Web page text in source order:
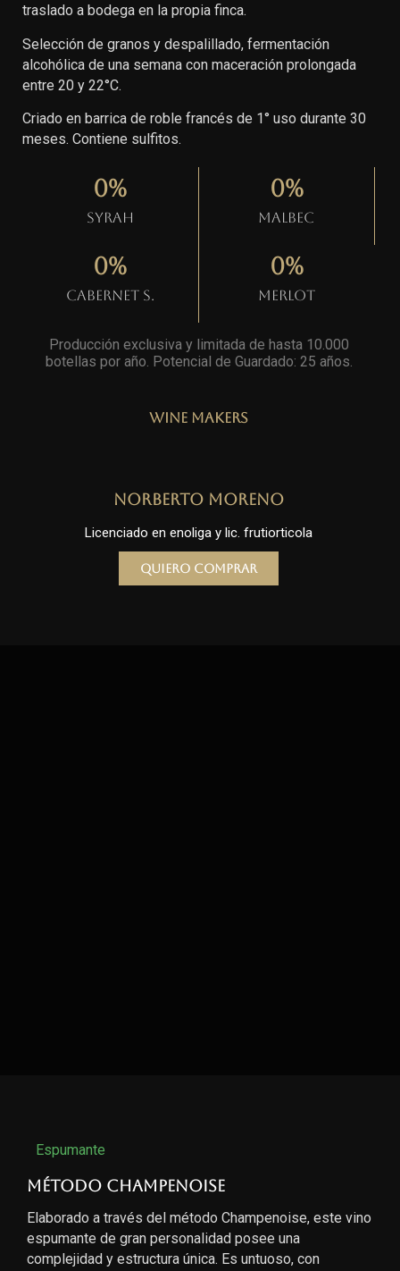
traslado a bodega en la propia finca.
Selección de granos y despalillado, fermentación
alcohólica de una semana con maceración prolongada
entre 20 y 22°C.
Criado en barrica de roble francés de 1° uso durante 30
meses. Contiene sulfitos.
Syrah
0%
Malbec
0%
Cabernet S.
0%
Merlot
0%
Producción exclusiva y limitada de hasta 10.000
botellas por año. Potencial de Guardado: 25 años
Wine Makers
Norberto Moreno
Licenciado en enoliga y lic. frutiorticola
Quiero comprar
Espumante
Método Champenoise
Elaborado a través del método Champenoise, este vino
espumante de gran personalidad posee una
complejidad y estructura única. Es untuoso, con